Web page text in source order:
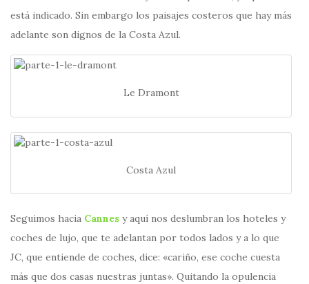
está indicado. Sin embargo los paisajes costeros que hay más
adelante son dignos de la Costa Azul.
Le Dramont
Costa Azul
Seguimos hacia Cannes y aquí nos deslumbran los hoteles y
coches de lujo, que te adelantan por todos lados y a lo que
JC, que entiende de coches, dice: «cariño, ese coche cuesta
más que dos casas nuestras juntas». Quitando la opulencia